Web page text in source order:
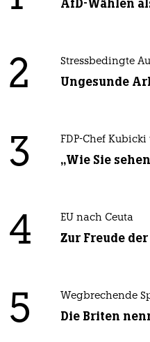
AfD-Wählen
2 Stressbedingte
Ungesunde
3 FDP-Chef
„Wie Sie
4 EU nach Ceuta
Zur Freude
5 Wegbrechende
Die Briten